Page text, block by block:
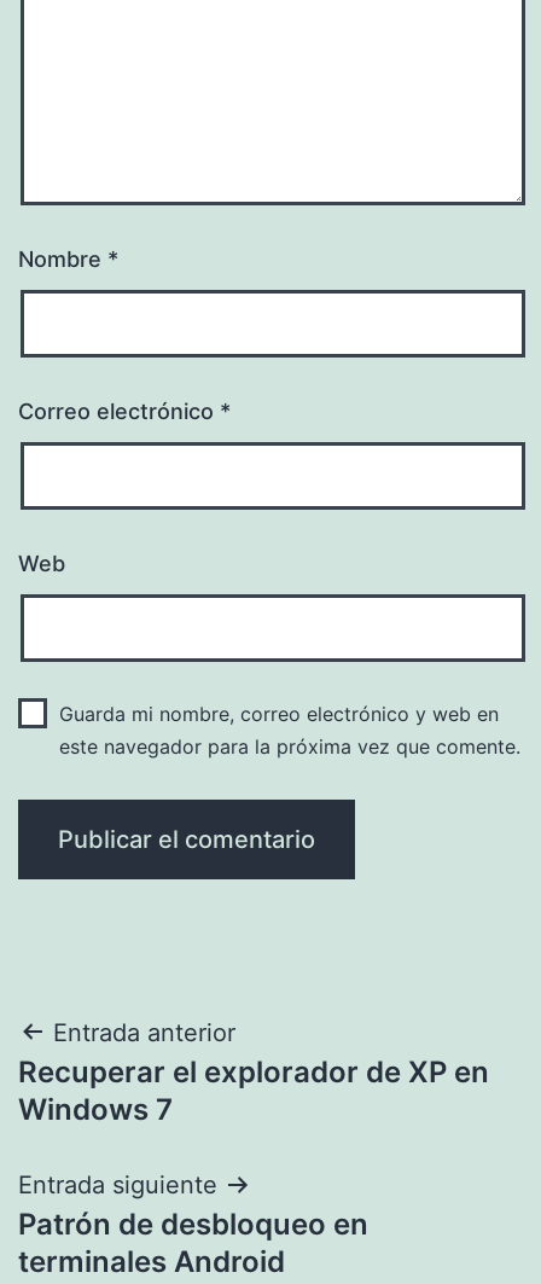
Nombre *
Correo electrónico *
Web
Guarda mi nombre, correo electrónico y web en
este navegador para la próxima vez que comente.
Navegación
de
Entrada anterior
Recuperar el explorador de XP en
Windows 7
Entrada siguiente
Patrón de desbloqueo en
terminales Android